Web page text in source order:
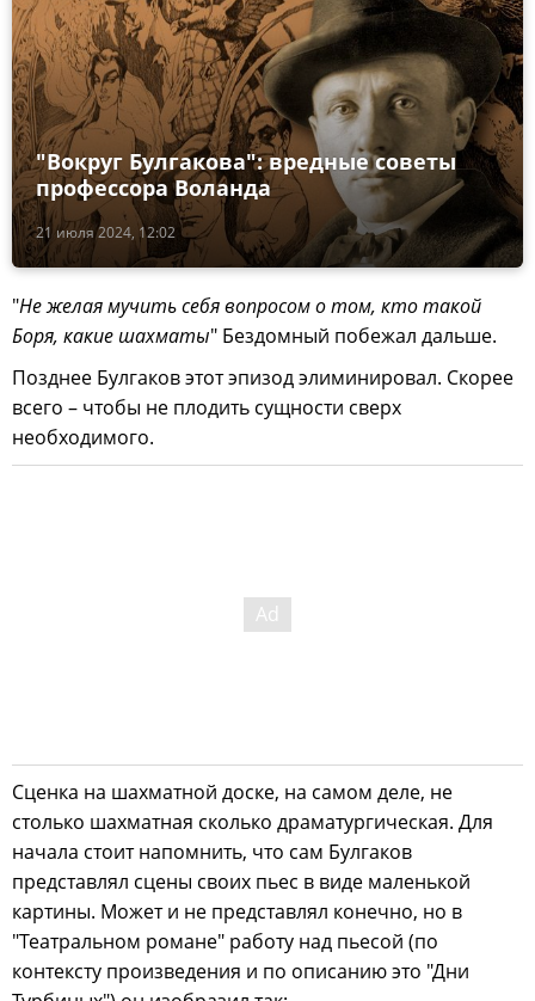
21 июля 2024, 12:02
"Вокруг Булгакова": вредные советы
профессора Воланда
"Не желая мучить себя вопросом о том, кто такой
Боря, какие шахматы" Бездомный побежал дальше.
Позднее Булгаков этот эпизод элиминировал. Скорее
всего – чтобы не плодить сущности сверх
необходимого.
Сценка на шахматной доске, на самом деле, не
столько шахматная сколько драматургическая. Для
начала стоит напомнить, что сам Булгаков
представлял сцены своих пьес в виде маленькой
картины. Может и не представлял конечно, но в
"Театральном романе" работу над пьесой (по
контексту произведения и по описанию это "Дни